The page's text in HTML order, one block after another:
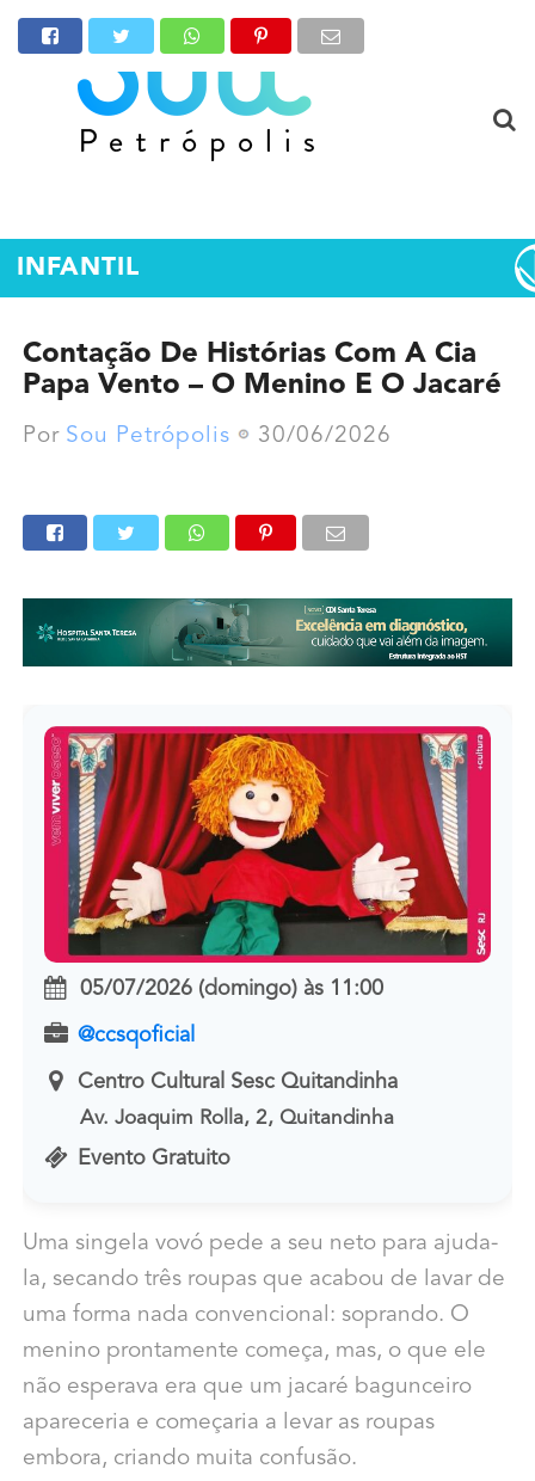
INFANTIL
Contação De Histórias Com A Cia
Papa Vento – O Menino E O Jacaré
Por Sou Petrópolis 30/06/2026
05/07/2026 (domingo) às 11:00
@ccsqoficial
Centro Cultural Sesc Quitandinha
Av. Joaquim Rolla, 2, Quitandinha
Evento Gratuito
Uma singela vovó pede a seu neto para ajuda-
la, secando três roupas que acabou de lavar de
uma forma nada convencional: soprando. O
menino prontamente começa, mas, o que ele
não esperava era que um jacaré bagunceiro
apareceria e começaria a levar as roupas
embora, criando muita confusão.